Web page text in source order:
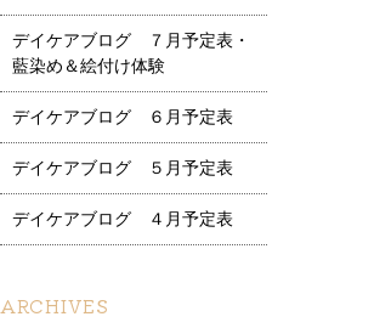
デイケアブログ ７月予定表・
藍染め＆絵付け体験
デイケアブログ ６月予定表
デイケアブログ ５月予定表
デイケアブログ ４月予定表
ARCHIVES